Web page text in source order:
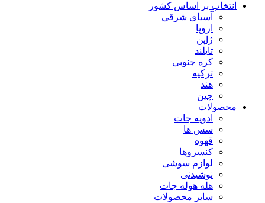
انتخاب بر اساس کشور
آسیای شرقی
اروپا
ژاپن
تایلند
کره جنوبی
ترکیه
هند
چین
محصولات
ادویه جات
سس ها
قهوه
کنسروها
لوازم سوشی
نوشیدنی
هله هوله جات
سایر محصولات